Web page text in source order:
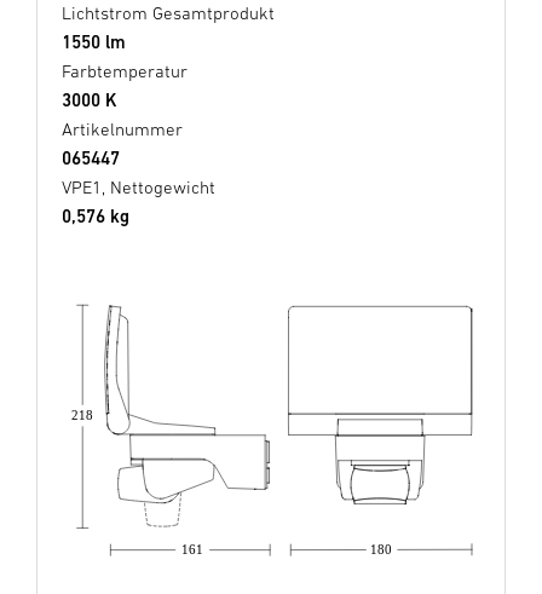
Lichtstrom Gesamtprodukt
1550 lm
Farbtemperatur
3000 K
Artikelnummer
065447
VPE1, Nettogewicht
0,576 kg
180
161
218